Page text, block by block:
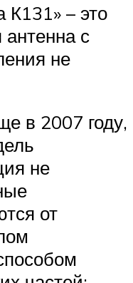
К131» – это
антенна с
не
в 2007 году,
не
от